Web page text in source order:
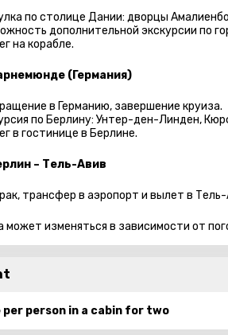
по столице Дании: дворцы
дополнительной экскурсии по
на корабле.
(Германия)
в Германию, завершение круиза.
по Берлину: Унтер-ден-Линден,
в гостинице в Берлине.
– Тель-Авив
трансфер в аэропорт и вылет в
может изменяться в зависимости от
per person in a cabin for two